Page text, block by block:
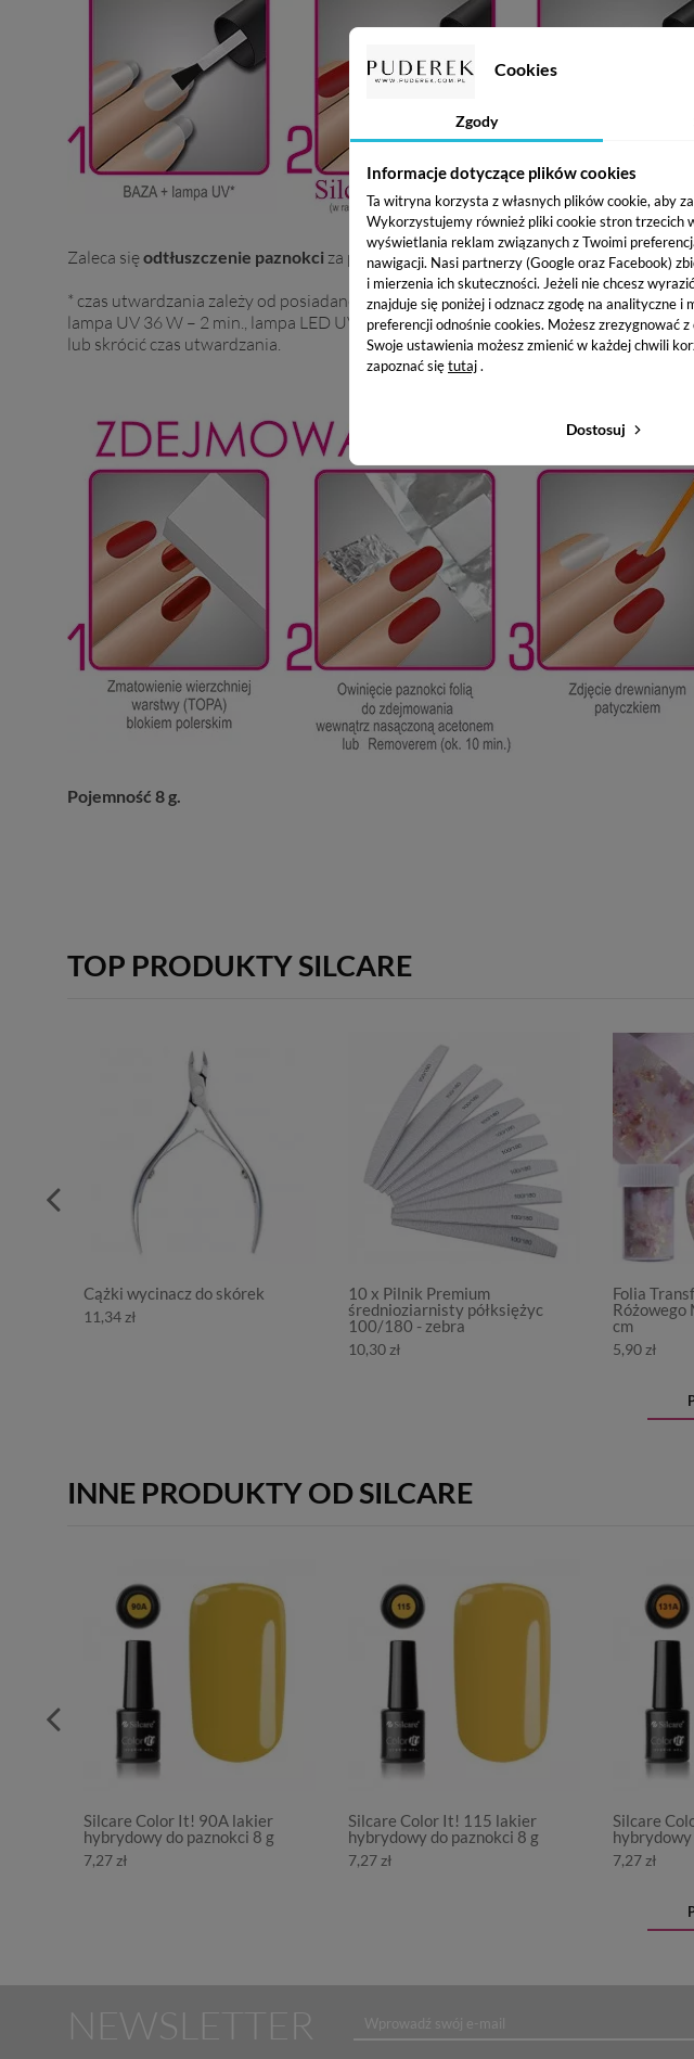
Cookies
Zgody
Informacje dotyczące plików cookies
Ta witryna korzysta z własnych plików cookie, aby
Wykorzystujemy również pliki cookie stron trzecich
wyświetlania reklam związanych z Twoimi
nawigacji. Nasi partnerzy (Google oraz Facebook)
i mierzenia ich skuteczności. Jeżeli nie chcesz
znajduje się poniżej i odznacz zgodę na analityczne i
preferencji odnośnie cookies. Możesz zrezygnować
Swoje ustawienia możesz zmienić w każdej chwili
zapoznać siętutaj.
Dostosuj
Zaleca sięodtłuszczenie paznokci za pomocą odtłuszczacza przed nałożeniem
* czas utwardzania zależy od posiadanej lampy UV. Orientacyjne czasy dla lamp
lampa UV 36 W – 2 min., lampa LED UV 8W – 30 s. Przy lampach innej mocy trzeba
lub skrócić czas utwardzania.
Pojemność 8 g.
TOP PRODUKTY SILCARE
Cążki wycinacz do skórek
11,34 zł
10 x Pilnik Premium
średnioziarnisty półksiężyc
100/180 - zebra
10,30 zł
Folia
Różowego
cm
5,90 zł
INNE PRODUKTY OD SILCARE
Silcare Color It! 90A lakier
hybrydowy do paznokci 8 g
7,27 zł
Silcare Color It! 115 lakier
hybrydowy do paznokci 8 g
7,27 zł
Silcare
hybrydowy
7,27 zł
NEWSLETTER